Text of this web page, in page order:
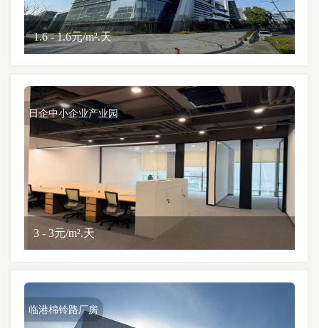
1.6 - 1.6元/m².天
日企中小企业产业园
3 - 3元/m².天
临港棉铃路厂房